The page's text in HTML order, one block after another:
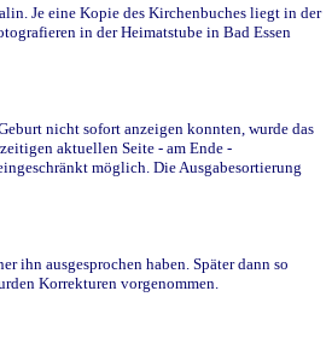
Je eine Kopie des Kirchenbuches liegt in der
in der Heimatstube in Bad Essen
nicht sofort anzeigen konnten, wurde das
aktuellen Seite - am Ende -
möglich. Die Ausgabesortierung
ihn ausgesprochen haben. Später dann so
Korrekturen vorgenommen.